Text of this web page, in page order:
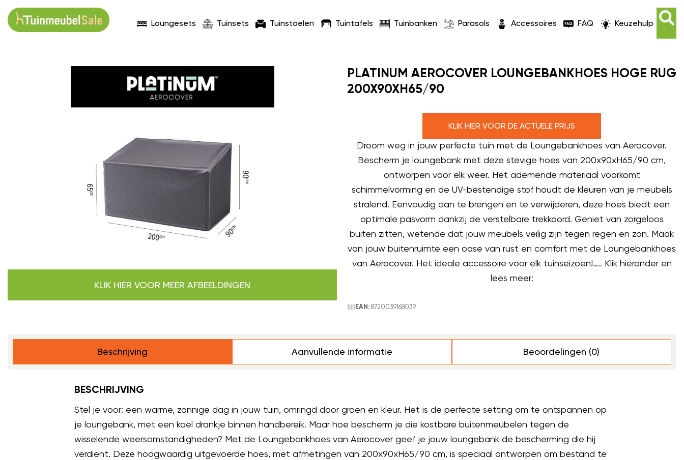
Loungesets Tuinsets Tuinstoelen Tuintafels Tuinbanken Parasols Accessoires FAQ Keuzehulp
KLIK HIER VOOR MEER AFBEELDINGEN
PLATINUM AEROCOVER LOUNGEBANKHOES HOGE RUG
200X90XH65/90
KLIK HIER VOOR DE ACTUELE PRIJS
Droom weg in jouw perfecte tuin met de Loungebankhoes van Aerocover.
Bescherm je loungebank met deze stevige hoes van 200x90xH65/90 cm,
ontworpen voor elk weer. Het ademende materiaal voorkomt
schimmelvorming en de UV-bestendige stof houdt de kleuren van je meubels
stralend. Eenvoudig aan te brengen en te verwijderen, deze hoes biedt een
optimale pasvorm dankzij de verstelbare trekkoord. Geniet van zorgeloos
buiten zitten, wetende dat jouw meubels veilig zijn tegen regen en zon. Maak
van jouw buitenruimte een oase van rust en comfort met de Loungebankhoes
van Aerocover. Het ideale accessoire voor elk tuinseizoen!….. Klik hieronder en
lees meer:
EAN: 8720039168039
Beschrijving Aanvullende informatie Beoordelingen (0)
BESCHRIJVING
Stel je voor: een warme, zonnige dag in jouw tuin, omringd door groen en kleur. Het is de perfecte setting om te ontspannen op
je loungebank, met een koel drankje binnen handbereik. Maar hoe bescherm je die kostbare buitenmeubelen tegen de
wisselende weersomstandigheden? Met de Loungebankhoes van Aerocover geef je jouw loungebank de bescherming die hij
verdient. Deze hoogwaardig uitgevoerde hoes, met afmetingen van 200x90xH65/90 cm, is speciaal ontworpen om bestand te